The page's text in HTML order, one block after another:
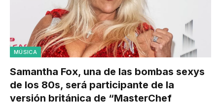
MÚSICA
Samantha Fox, una de las bombas sexys
de los 80s, será participante de la
versión británica de “MasterChef